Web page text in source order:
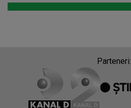
Parteneri: